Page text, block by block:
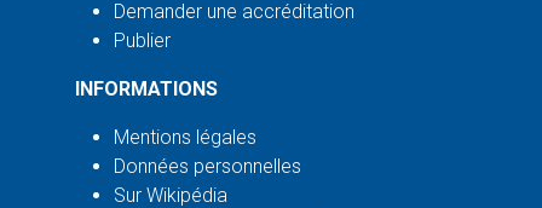
Demander une accréditation
Publier
INFORMATIONS
Mentions légales
Données personnelles
Sur Wikipédia